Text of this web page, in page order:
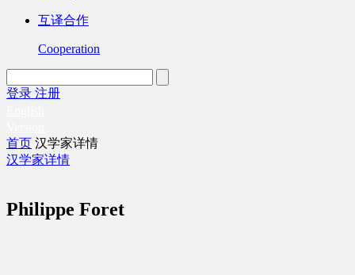
互译合作
Cooperation
登录 注册
首页 汉学家详情
汉学家详情
Philippe Foret